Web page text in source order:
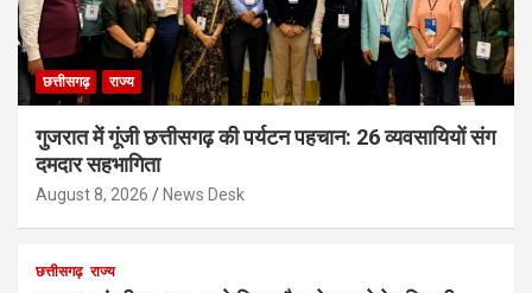
छत्तीसगढ़ राज्य
गुजरात में गूंजी छत्तीसगढ़ की पर्यटन पहचान: 26 व्यवसायियों संग
दमदार सहभागिता
August 8, 2026 News Desk
छत्तीसगढ़ राज्य